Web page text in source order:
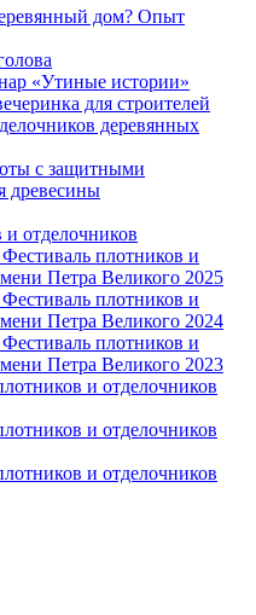
дом? Опыт
«Утиные истории»
для строителей
деревянных
с защитными
древесины
отделочников
плотников и
Петра Великого 2025
плотников и
Петра Великого 2024
плотников и
Петра Великого 2023
и отделочников
и отделочников
и отделочников